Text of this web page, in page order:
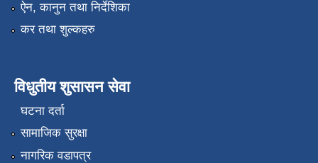
ऐन, कानुन तथा निर्देशिका
कर तथा शुल्कहरु
विधुतीय शुसासन सेवा
घटना दर्ता
सामाजिक सुरक्षा
नागरिक वडापत्र